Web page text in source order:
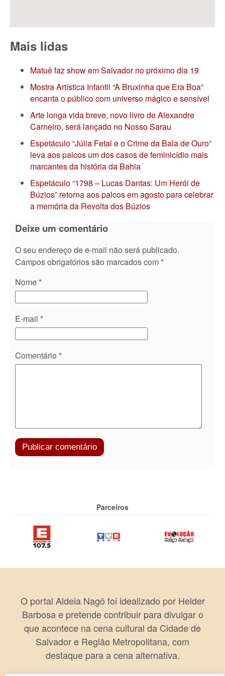
Mais lidas
Matuê faz show em Salvador no próximo dia 19
Mostra Artística Infantil “A Bruxinha que Era Boa”
encanta o público com universo mágico e sensível
Arte longa vida breve, novo livro de Alexandre
Carneiro, será lançado no Nosso Sarau
Espetáculo “Júlia Fetal e o Crime da Bala de Ouro”
leva aos palcos um dos casos de feminicídio mais
marcantes da história da Bahia
Espetáculo “1798 – Lucas Dantas: Um Herói de
Búzios” retorna aos palcos em agosto para celebrar
a memória da Revolta dos Búzios
Deixe um comentário
O seu endereço de e-mail não será publicado.
Campos obrigatórios são marcados com *
Nome *
E-mail *
Comentário *
Parceiros
O portal Aldeia Nagô foi idealizado por Helder
Barbosa e pretende contribuir para divulgar o
que acontece na cena cultural da Cidade de
Salvador e Região Metropolitana, com
destaque para a cena alternativa.